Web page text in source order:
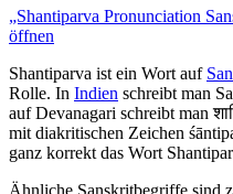
YouTube
anzeigen
„Shantiparva Pronunciation
öffnen
Shantiparva ist ein Wort auf
Rolle. In Indien schreibt man
auf Devanagari schreibt man
mit diakritischen Zeichen
ganz korrekt das Wort
Ähnliche Sanskritbegriffe sind